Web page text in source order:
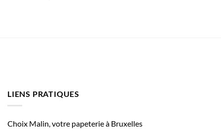
LIENS PRATIQUES
Choix Malin, votre papeterie à Bruxelles